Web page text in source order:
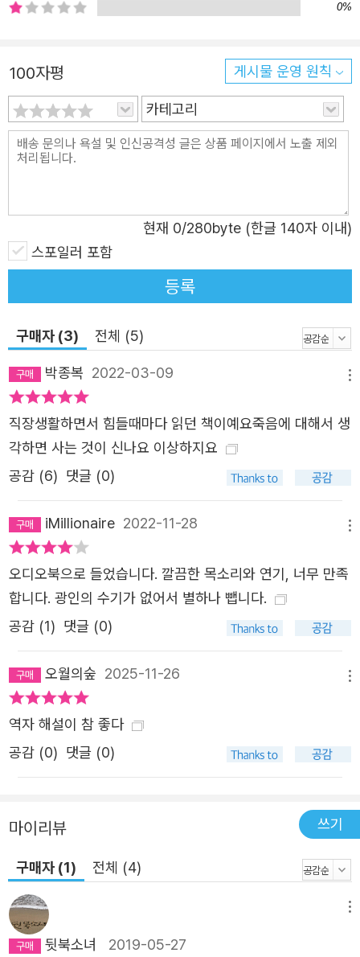
tomakh (Moskva: Terra, 1992)에 수록된 작품들을 사용
0%
100자평 게시물 운영 원칙
카테고리
현재 0/280byte (한글 140자 이내)
스포일러 포함
등록
구매자 (3) 전체 (5)
박종복 2022-03-09
직장생활하면서 힘들때마다 읽던 책이예요죽음에 대해서 생
각하면 사는 것이 신나요 이상하지요
공감 (6) 댓글 (0)
iMillionaire 2022-11-28
오디오북으로 들었습니다. 깔끔한 목소리와 연기, 너무 만족
합니다. 광인의 수기가 없어서 별하나 뺍니다.
공감 (1) 댓글 (0)
오월의숲 2025-11-26
역자 해설이 참 좋다
공감 (0) 댓글 (0)
마이리뷰 쓰기
구매자 (1) 전체 (4)
뒷북소녀 2019-05-27